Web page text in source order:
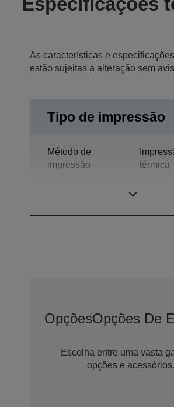
As características e
estão sujeitas a alteração sem
Tipo de impressão
Método de
impressão
térmica
OpçõesOpções De
Escolha entre uma vasta
opções e acessórios.